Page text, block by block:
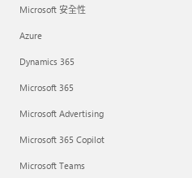
Microsoft 安全性
Azure
Dynamics 365
Microsoft 365
Microsoft Advertising
Microsoft 365 Copilot
Microsoft Teams